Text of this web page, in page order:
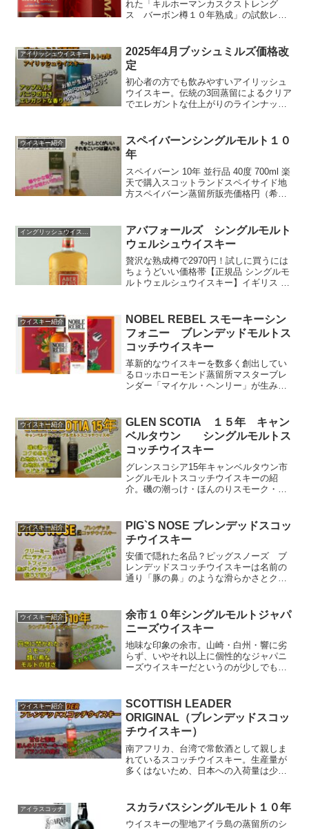
れた「キルホーマンカスクストレング
ス バーボン樽１０年熟成」の試飲レヴ
アイリッシュウイスキー
2025年4月ブッシュミルズ価格改
定
初心者の方でも飲みやすいアイリッシュ
ウイスキー。伝統の3回蒸留によるクリア
でエレガントな仕上がりのラインナップ
ウイスキー紹介
スペイバーンシングルモルト１０
年
スペイバーン 10年 並行品 40度 700ml 楽
天で購入スコットランドスペイサイド地
方スペイバーン蒸留所販売価格円（希望
前にこいつだそっとしとくがいい。それ
を...
イングリッシュウイスキー
アバフォールズ シングルモルト
ウェルシュウイスキー
贅沢な熟成樽で2970円！試しに買うには
ちょうどいい価格帯【正規品 シングルモ
ルトウェルシュウイスキー】イギリス ウ
別) (2025/5/1時点) 楽...
ウイスキー紹介
NOBEL REBEL スモーキーシン
フォニー ブレンデッドモルトス
コッチウイスキー
革新的なウイスキーを数多く創出してい
るロッホローモンド蒸留所マスターブレ
ンダー「マイケル・ヘンリー」が生み出
を紹介。個性的なブレンデッドモルトス
コッチウイスキー。
ウイスキー紹介
GLEN SCOTIA １５年 キャン
ベルタウン シングルモルトス
コッチウイスキー
グレンスコシア15年キャンベルタウン市
ングルモルトスコッチウイスキーの紹
介。磯の潮っけ・ほんのりスモーク・モ
スの良さで、海外から高い評価をされて
いる銘柄。
ウイスキー紹介
PIG`S NOSE ブレンデッドスコッ
チウイスキー
安価で隠れた名品？ピッグスノーズ ブ
レンデッドスコッチウイスキーは名前の
通り「豚の鼻」のような滑らかさとクリ
ッチウイスキーの生みの親がマスターブ
レンダーとして世に送り出した、海外で
も高い評価を受けた一品。
ウイスキー紹介
余市１０年シングルモルトジャパ
ニーズウイスキー
地味な印象の余市。山崎・白州・響に劣
らず、いやそれ以上に個性的なジャパニ
ーズウイスキーだというのが少しでも伝
ウイスキー紹介
SCOTTISH LEADER
ORIGINAL（ブレンデッドスコッ
チウイスキー）
南アフリカ、台湾で常飲酒として親しま
れているスコッチウイスキー。生産量が
多くはないため、日本への入荷量は少な
アイラスコッチ スカラバスシングルモルト１０年
ウイスキーの聖地アイラ島の蒸留所のシ